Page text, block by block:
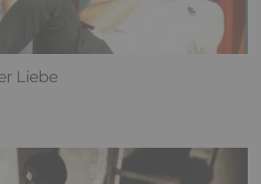
Liebe